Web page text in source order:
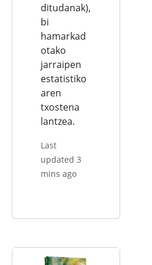
ditudanak),
bi
hamarkad
otako
jarraipen
estatistiko
aren
txostena
lantzea.
Last
updated 3
mins ago